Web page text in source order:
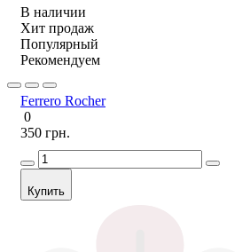
В наличии
Хит продаж
Популярный
Рекомендуем
Ferrero Rocher
0
350 грн.
Купить